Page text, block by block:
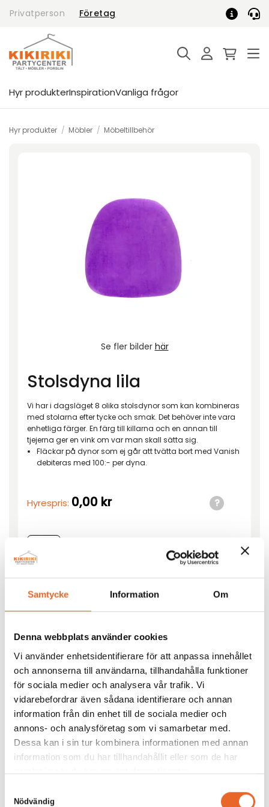
Samtycke Information Om
Denna webbplats använder cookies
Vi använder enhetsidentifierare för att anpassa innehållet
och annonserna till användarna, tillhandahålla funktioner
för sociala medier och analysera vår trafik. Vi
vidarebefordrar även sådana identifierare och annan
information från din enhet till de sociala medier och
annons- och analysföretag som vi samarbetar med.
Dessa kan i sin tur kombinera informationen med annan
information som du har tillhandahållit eller som de har
samlat in när du har använt deras tjänster.
Nödvändig
Privatperson Företag
Hyr produkterInspirationVanliga frågor
Hyr produkter / Möbler / Möbeltillbehör
Se fler bilder här
Stolsdyna lila
Vi har i dagsläget 8 olika stolsdynor som kan kombineras
med stolarna efter tycke och smak. Det behöver inte vara
enhetliga färger. En färg till killarna och en annan till
tjejerna ger en vink om var man skall sätta sig.
Fläckar på dynor som ej går att tvätta bort med Vanish
debiteras med 100:- per dyna.
Hyrespris: 0,00 kr
Stolsdyna lila mängd
Andra köpte även till
Bildgalleri för denna produkt
Det är tyvärr tomt här för tillfället.